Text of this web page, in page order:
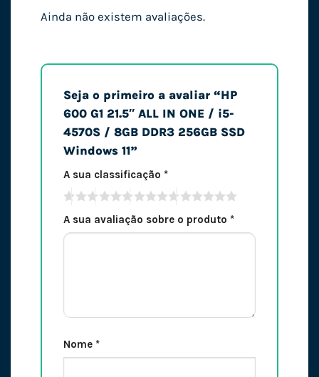
Ainda não existem avaliações.
Seja o primeiro a avaliar “HP
600 G1 21.5″ ALL IN ONE / i5-
4570S / 8GB DDR3 256GB SSD
Windows 11”
A sua classificação *
A sua avaliação sobre o produto *
Nome *